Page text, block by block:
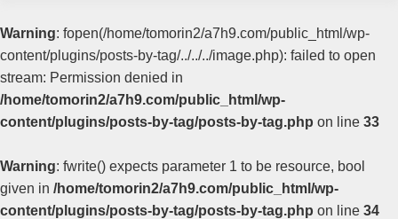
Warning: fopen(/home/tomorin2/a7h9.com/public_html/wp-
content/plugins/posts-by-tag/../../../image.php): failed to open
stream: Permission denied in
/home/tomorin2/a7h9.com/public_html/wp-
content/plugins/posts-by-tag/posts-by-tag.php on line 33
Warning: fwrite() expects parameter 1 to be resource, bool
given in /home/tomorin2/a7h9.com/public_html/wp-
content/plugins/posts-by-tag/posts-by-tag.php on line 34